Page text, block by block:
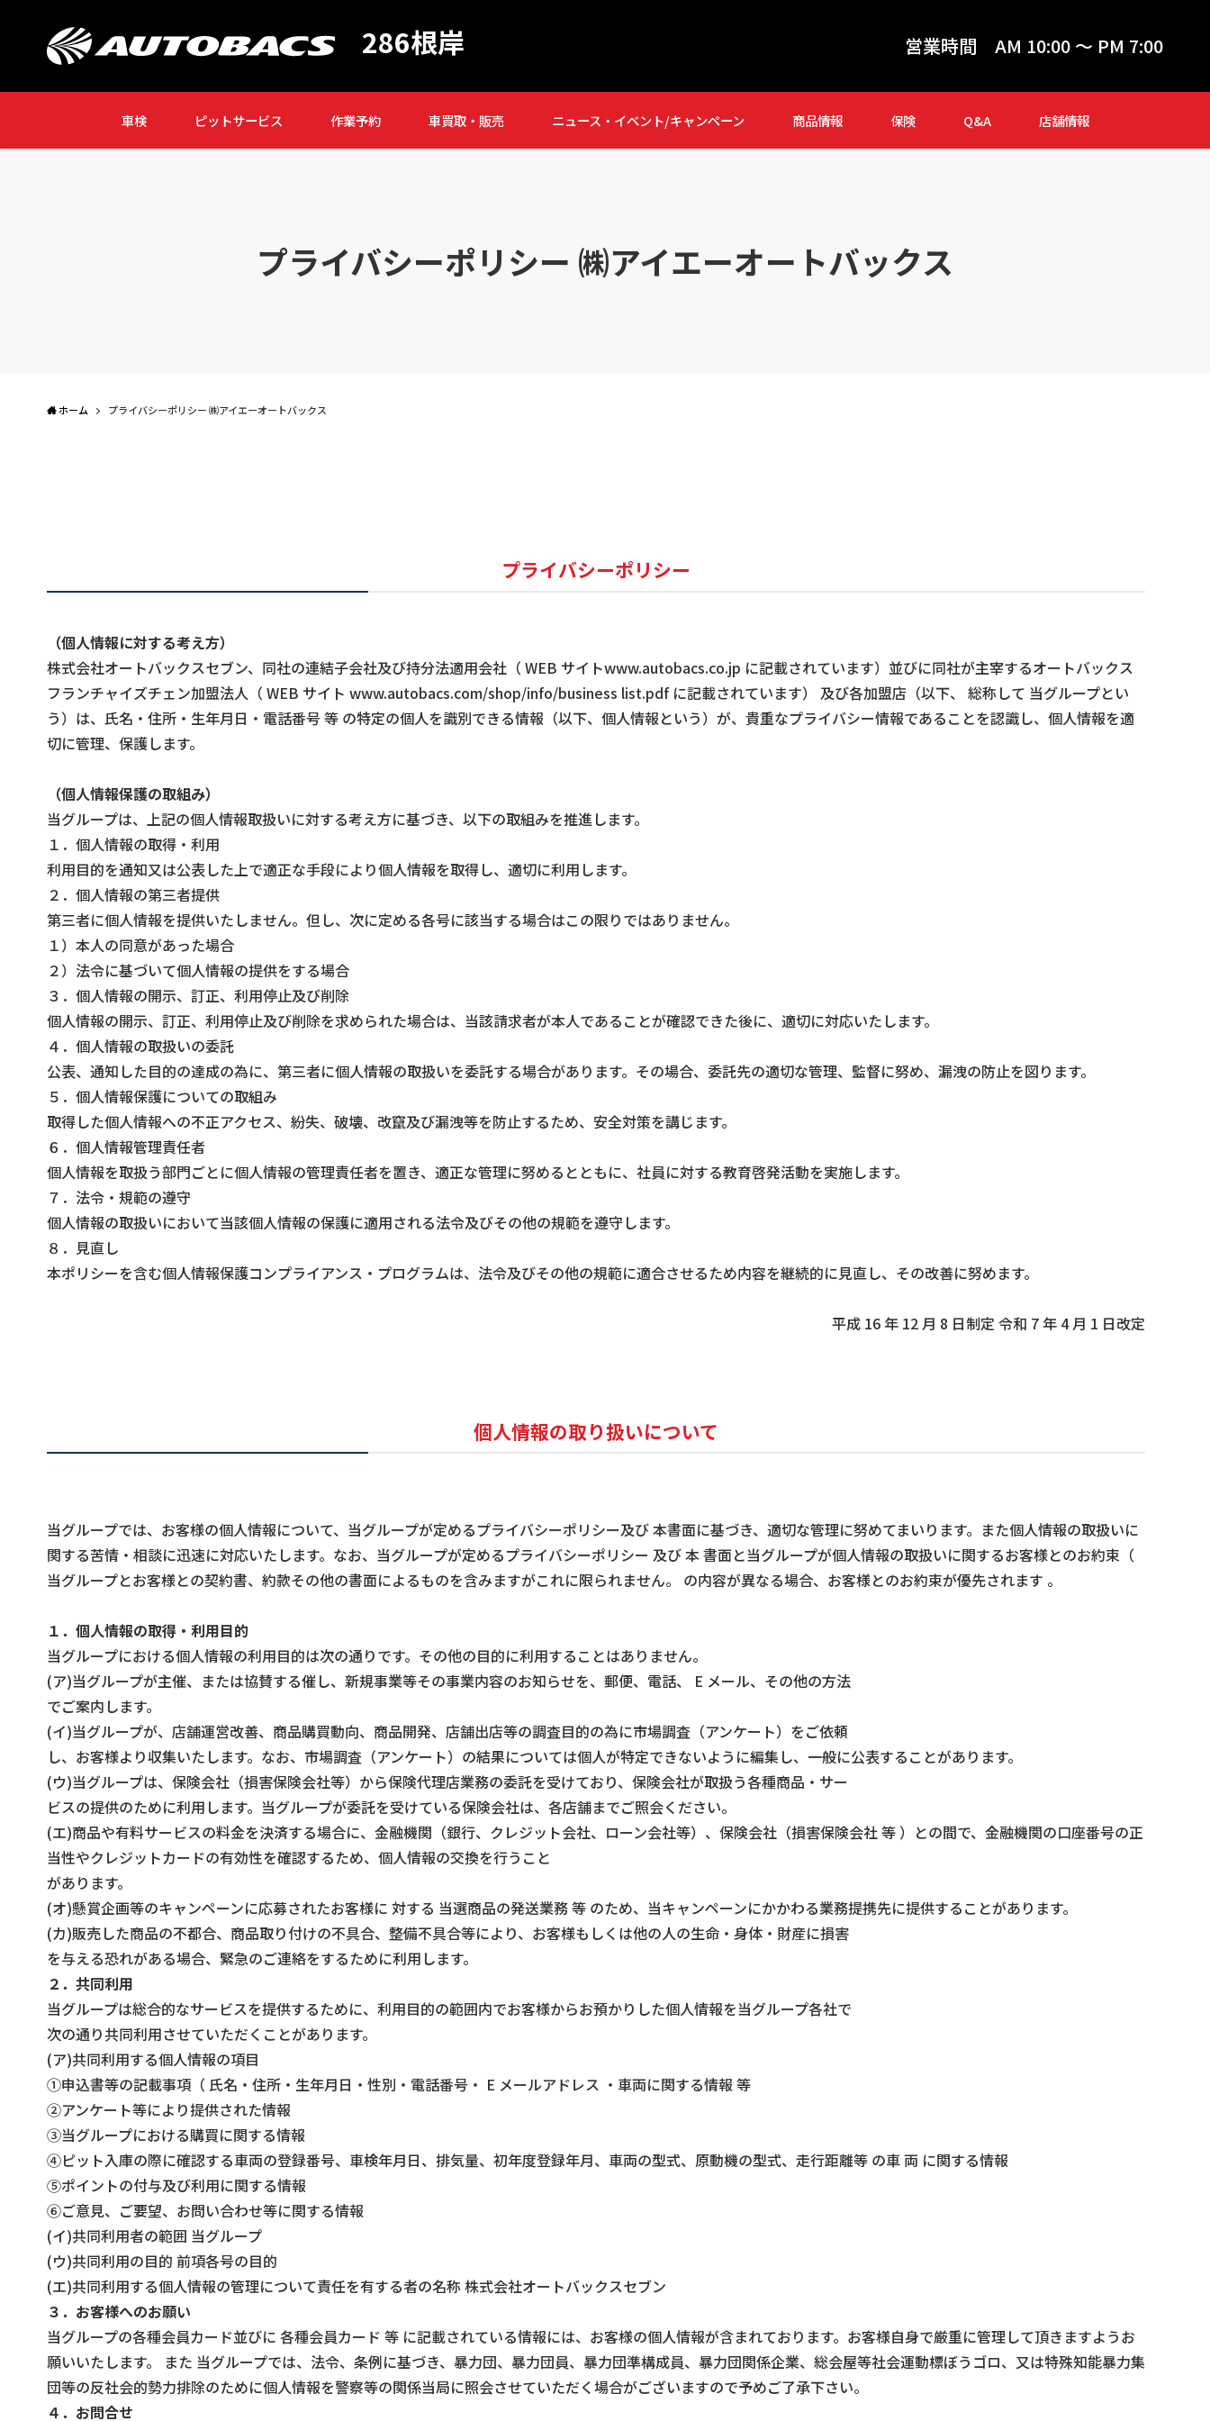
286根岸 営業時間 AM 10:00 ～ PM 7:00
車検 ピットサービス 作業予約 車買取・販売 ニュース・イベント/キャンペーン 商品情報 保険 Q&A 店舗情報
プライバシーポリシー ㈱アイエーオートバックス
ホーム プライバシーポリシー ㈱アイエーオートバックス
プライバシーポリシー
（個人情報に対する考え方）
株式会社オートバックスセブン、同社の連結子会社及び持分法適用会社（ WEB サイトwww.autobacs.co.jp に記載されています）並びに同社が主宰するオートバックス
フランチャイズチェン加盟法人（ WEB サイト www.autobacs.com/shop/info/business list.pdf に記載されています） 及び各加盟店（以下、 総称して 当グループとい
う）は、氏名・住所・生年月日・電話番号 等 の特定の個人を識別できる情報（以下、個人情報という）が、貴重なプライバシー情報であることを認識し、個人情報を適
切に管理、保護します。
（個人情報保護の取組み）
当グループは、上記の個人情報取扱いに対する考え方に基づき、以下の取組みを推進します。
１．個人情報の取得・利用
利用目的を通知又は公表した上で適正な手段により個人情報を取得し、適切に利用します。
２．個人情報の第三者提供
第三者に個人情報を提供いたしません。但し、次に定める各号に該当する場合はこの限りではありません。
１）本人の同意があった場合
２）法令に基づいて個人情報の提供をする場合
３．個人情報の開示、訂正、利用停止及び削除
個人情報の開示、訂正、利用停止及び削除を求められた場合は、当該請求者が本人であることが確認できた後に、適切に対応いたします。
４．個人情報の取扱いの委託
公表、通知した目的の達成の為に、第三者に個人情報の取扱いを委託する場合があります。その場合、委託先の適切な管理、監督に努め、漏洩の防止を図ります。
５．個人情報保護についての取組み
取得した個人情報への不正アクセス、紛失、破壊、改竄及び漏洩等を防止するため、安全対策を講じます。
６．個人情報管理責任者
個人情報を取扱う部門ごとに個人情報の管理責任者を置き、適正な管理に努めるとともに、社員に対する教育啓発活動を実施します。
７．法令・規範の遵守
個人情報の取扱いにおいて当該個人情報の保護に適用される法令及びその他の規範を遵守します。
８．見直し
本ポリシーを含む個人情報保護コンプライアンス・プログラムは、法令及びその他の規範に適合させるため内容を継続的に見直し、その改善に努めます。
平成 16 年 12 月 8 日制定 令和 7 年 4 月 1 日改定
個人情報の取り扱いについて
当グループでは、お客様の個人情報について、当グループが定めるプライバシーポリシー及び 本書面に基づき、適切な管理に努めてまいります。また個人情報の取扱いに
関する苦情・相談に迅速に対応いたします。なお、当グループが定めるプライバシーポリシー 及び 本 書面と当グループが個人情報の取扱いに関するお客様とのお約束（
当グループとお客様との契約書、約款その他の書面によるものを含みますがこれに限られません。 の内容が異なる場合、お客様とのお約束が優先されます 。
１．個人情報の取得・利用目的
当グループにおける個人情報の利用目的は次の通りです。その他の目的に利用することはありません。
(ア)当グループが主催、または協賛する催し、新規事業等その事業内容のお知らせを、郵便、電話、 E メール、その他の方法
でご案内します。
(イ)当グループが、店舗運営改善、商品購買動向、商品開発、店舗出店等の調査目的の為に市場調査（アンケート）をご依頼
し、お客様より収集いたします。なお、市場調査（アンケート）の結果については個人が特定できないように編集し、一般に公表することがあります。
(ウ)当グループは、保険会社（損害保険会社等）から保険代理店業務の委託を受けており、保険会社が取扱う各種商品・サー
ビスの提供のために利用します。当グループが委託を受けている保険会社は、各店舗までご照会ください。
(エ)商品や有料サービスの料金を決済する場合に、金融機関（銀行、クレジット会社、ローン会社等）、保険会社（損害保険会社 等 ）との間で、金融機関の口座番号の正
当性やクレジットカードの有効性を確認するため、個人情報の交換を行うこと
があります。
(オ)懸賞企画等のキャンペーンに応募されたお客様に 対する 当選商品の発送業務 等 のため、当キャンペーンにかかわる業務提携先に提供することがあります。
(カ)販売した商品の不都合、商品取り付けの不具合、整備不具合等により、お客様もしくは他の人の生命・身体・財産に損害
を与える恐れがある場合、緊急のご連絡をするために利用します。
２．共同利用
当グループは総合的なサービスを提供するために、利用目的の範囲内でお客様からお預かりした個人情報を当グループ各社で
次の通り共同利用させていただくことがあります。
(ア)共同利用する個人情報の項目
①申込書等の記載事項（ 氏名・住所・生年月日・性別・電話番号・ E メールアドレス ・車両に関する情報 等
②アンケート等により提供された情報
③当グループにおける購買に関する情報
④ピット入庫の際に確認する車両の登録番号、車検年月日、排気量、初年度登録年月、車両の型式、原動機の型式、走行距離等 の車 両 に関する情報
⑤ポイントの付与及び利用に関する情報
⑥ご意見、ご要望、お問い合わせ等に関する情報
(イ)共同利用者の範囲 当グループ
(ウ)共同利用の目的 前項各号の目的
(エ)共同利用する個人情報の管理について責任を有する者の名称 株式会社オートバックスセブン
３．お客様へのお願い
当グループの各種会員カード並びに 各種会員カード 等 に記載されている情報には、お客様の個人情報が含まれております。お客様自身で厳重に管理して頂きますようお
願いいたします。 また 当グループでは、法令、条例に基づき、暴力団、暴力団員、暴力団準構成員、暴力団関係企業、総会屋等社会運動標ぼうゴロ、又は特殊知能暴力集
団等の反社会的勢力排除のために個人情報を警察等の関係当局に照会させていただく場合がございますので予めご了承下さい。
４．お問合せ